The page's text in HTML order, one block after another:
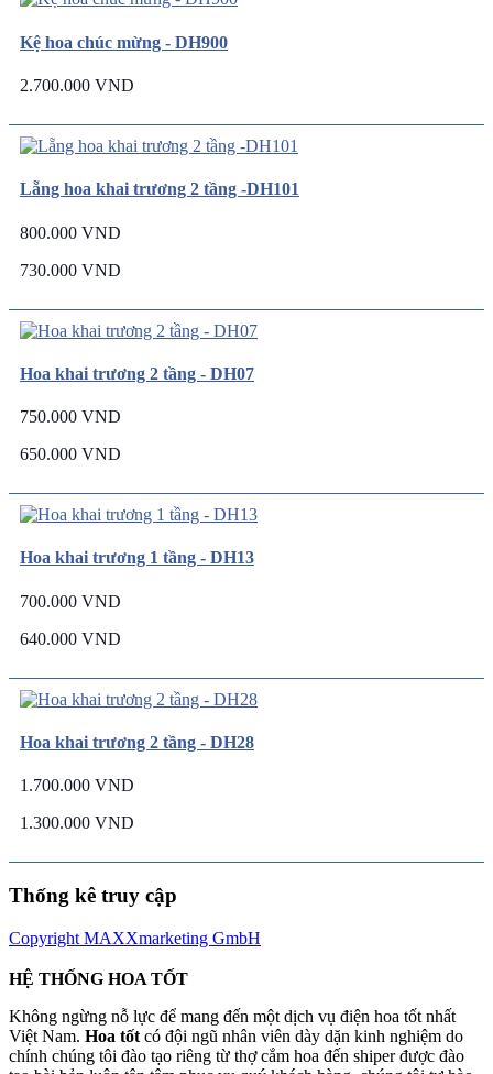
Kệ hoa chúc mừng - DH900
2.700.000 VND
Lẵng hoa khai trương 2 tầng -DH101
800.000 VND
730.000 VND
Hoa khai trương 2 tầng - DH07
750.000 VND
650.000 VND
Hoa khai trương 1 tầng - DH13
700.000 VND
640.000 VND
Hoa khai trương 2 tầng - DH28
1.700.000 VND
1.300.000 VND
Thống kê truy cập
Copyright MAXXmarketing GmbH
HỆ THỐNG HOA TỐT
Không ngừng nỗ lực để mang đến một dịch vụ điện hoa tốt nhất
Việt Nam. Hoa tốt có đội ngũ nhân viên dày dặn kinh nghiệm do
chính chúng tôi đào tạo riêng từ thợ cắm hoa đến shiper được đào